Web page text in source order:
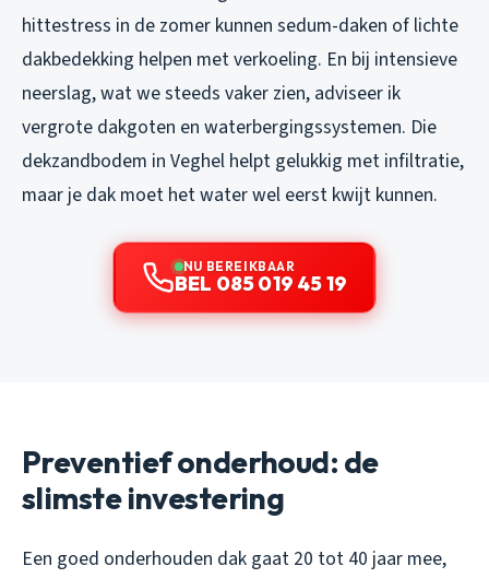
hittestress in de zomer kunnen sedum-daken of lichte
dakbedekking helpen met verkoeling. En bij intensieve
neerslag, wat we steeds vaker zien, adviseer ik
vergrote dakgoten en waterbergingssystemen. Die
dekzandbodem in Veghel helpt gelukkig met infiltratie,
maar je dak moet het water wel eerst kwijt kunnen.
NU BEREIKBAAR
BEL 085 019 45 19
Preventief onderhoud: de
slimste investering
Een goed onderhouden dak gaat 20 tot 40 jaar mee,